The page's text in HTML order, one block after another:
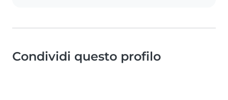
Condividi questo profilo